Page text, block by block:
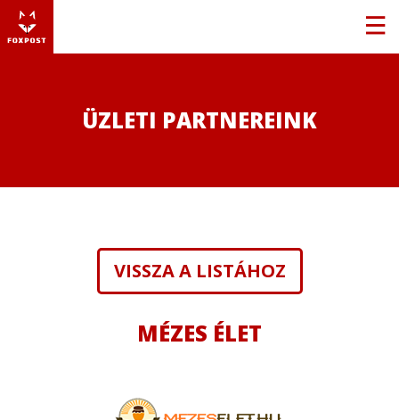
ÜZLETI PARTNEREINK
VISSZA A LISTÁHOZ
MÉZES ÉLET